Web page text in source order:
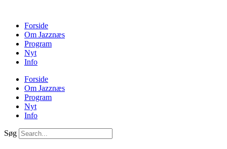
Forside
Om Jazznæs
Program
Nyt
Info
Forside
Om Jazznæs
Program
Nyt
Info
Søg